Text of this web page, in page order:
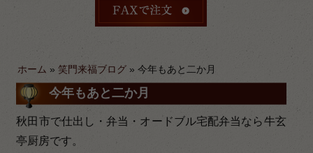
ホーム »笑門来福ブログ »今年もあと二か月
今年もあと二か月
秋田市で仕出し・弁当・オードブル宅配弁当なら牛玄
亭厨房です。